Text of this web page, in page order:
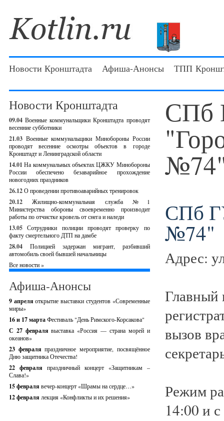
Новости Кронштадта Афиша-Анонсы ТПП
Новости Кронштадта
09.04 Военные коммунальщики Кронштадта проводят
весенние субботники
21.03 Военные коммунальщики Минобороны России
проводят весенние осмотры объектов в городе
Кронштадт и Ленинградской области
14.01 На коммунальных объектах ЦЖКУ Минобороны
России обеспечено безаварийное прохождение
новогодних праздников
26.12О проведении противоаварийных тренировок
20.12
Жилищно-коммунальная служба №1
Министерства обороны своевременно производит
работы по отчистке кровель от снега и наледи
13.05 Сотрудники полиции проводят проверку по
факту смертельного ДТП на дамбе
28.04
Полицией задержан мигрант, разбивший
автомобиль своей бывшей начальницы
Все новости »
Афиша-Анонсы
9 апреляоткрытие выставки студентов «Современные
миры»
16 и 17 мартаФестиваль "День Римского-Корсакова"
С 27 февралявыставка «Россия — страна морей и
океанов»
23 февраляпраздничное мероприятие, посвящённое
Дню защитника Отечества!
22 февраля праздничный концерт «Защитникам –
Слава!»
15 февраля вечер-концерт «Шрамы на сердце…»
12 февраля лекция «Конфликты и их решения»
СПб
СПб
№74"
Адрес:
вызов
Режим
14:00 и